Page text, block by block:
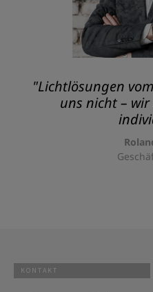
"Lichtlösungen
uns nicht – wir
KONTAKT